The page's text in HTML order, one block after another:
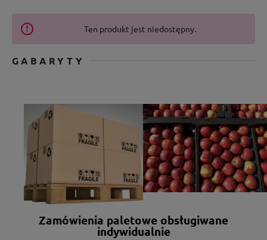
Ten produkt jest niedostępny.
GABARYTY
Zamówienia paletowe obsługiwane
indywidualnie